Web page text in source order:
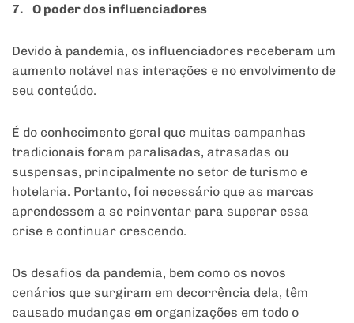
7. O poder dos influenciadores
Devido à pandemia, os influenciadores receberam um
aumento notável nas interações e no envolvimento de
seu conteúdo.
É do conhecimento geral que muitas campanhas
tradicionais foram paralisadas, atrasadas ou
suspensas, principalmente no setor de turismo e
hotelaria. Portanto, foi necessário que as marcas
aprendessem a se reinventar para superar essa
crise e continuar crescendo.
Os desafios da pandemia, bem como os novos
cenários que surgiram em decorrência dela, têm
causado mudanças em organizações em todo o